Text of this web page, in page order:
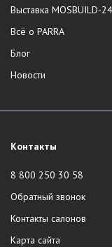
Выставка MOSBUILD-24
Всё о PARRA
Блог
Новости
Контакты
8 800 250 30 58
Обратный звонок
Контакты салонов
Карта сайта